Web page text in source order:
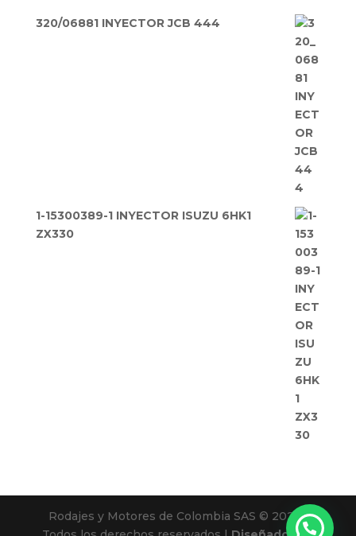
320/06881 INYECTOR JCB 444
1-15300389-1 INYECTOR ISUZU 6HK1
ZX330
Rodajes y Motores de Colombia SAS © 2025 |